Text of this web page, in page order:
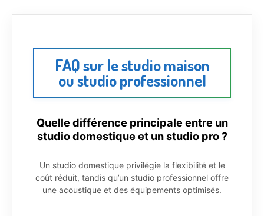
FAQ sur le studio maison
ou studio professionnel
Quelle différence principale entre un
studio domestique et un studio pro ?
Un studio domestique privilégie la flexibilité et le
coût réduit, tandis qu’un studio professionnel offre
une acoustique et des équipements optimisés.